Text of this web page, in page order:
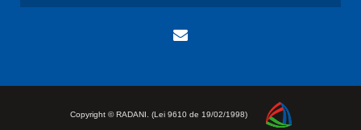
Copyright © RADANI. (Lei 9610 de 19/02/1998)